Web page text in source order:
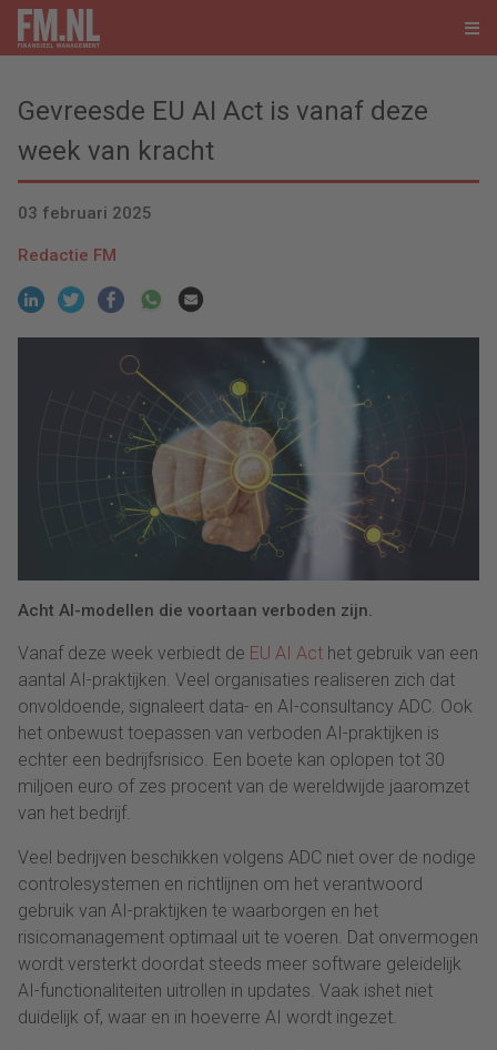
Gevreesde EU AI Act is vanaf deze
week van kracht
03 februari 2025
Redactie FM
Acht AI-modellen die voortaan verboden zijn.
Vanaf deze week verbiedt de EU AI Act het gebruik van een
aantal AI-praktijken. Veel organisaties realiseren zich dat
onvoldoende, signaleert data- en AI-consultancy ADC. Ook
het onbewust toepassen van verboden AI-praktijken is
echter een bedrijfsrisico. Een boete kan oplopen tot 30
miljoen euro of zes procent van de wereldwijde jaaromzet
van het bedrijf.
Veel bedrijven beschikken volgens ADC niet over de nodige
controlesystemen en richtlijnen om het verantwoord
gebruik van AI-praktijken te waarborgen en het
risicomanagement optimaal uit te voeren. Dat onvermogen
wordt versterkt doordat steeds meer software geleidelijk
AI-functionaliteiten uitrollen in updates. Vaak ishet niet
duidelijk of, waar en in hoeverre AI wordt ingezet.